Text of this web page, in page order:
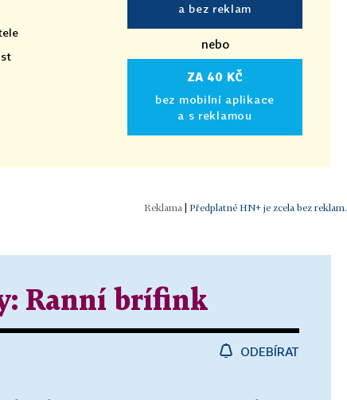
a bez reklam
nebo
ZA 40 KČ
bez mobilní aplikace
a s reklamou
Předplatné HN+ je zcela bez reklam.
Ranní brífink
ODEBÍRAT